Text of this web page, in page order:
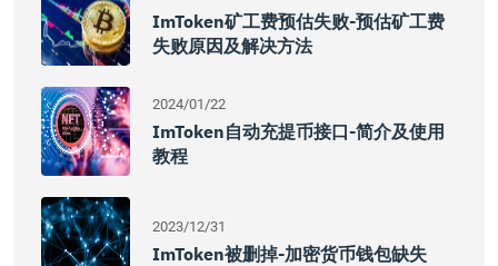
ImToken矿工费预估失败-预估矿工费
失败原因及解决方法
2024/01/22
ImToken自动充提币接口-简介及使用
教程
2023/12/31
ImToken被删掉-加密货币钱包缺失